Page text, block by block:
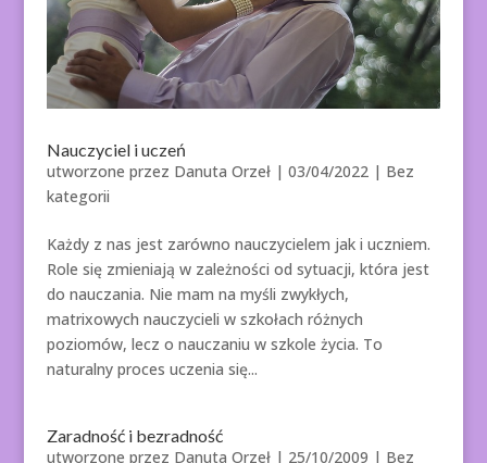
Nauczyciel i uczeń
utworzone przez Danuta Orzeł| 03/04/2022| Bez
kategorii
Każdy z nas jest zarówno nauczycielem jak i uczniem.
Role się zmieniają w zależności od sytuacji, która jest
do nauczania. Nie mam na myśli zwykłych,
matrixowych nauczycieli w szkołach różnych
poziomów, lecz o nauczaniu w szkole życia. To
naturalny proces uczenia się...
Zaradność i bezradność
utworzone przez Danuta Orzeł| 25/10/2009 | Bez